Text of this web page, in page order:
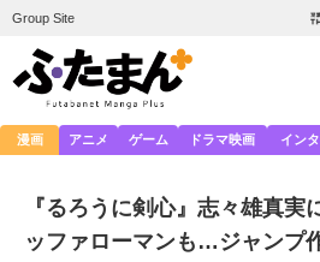
Group Site
漫画 アニメ ゲーム ドラマ映画 イン
『るろうに剣心』志々雄真実
ッファローマンも…ジャンプ